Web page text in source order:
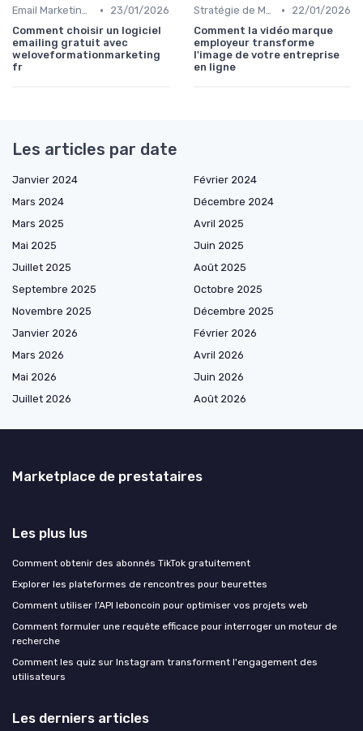
Email Marketing et Automation •
23/01/2026
Comment choisir un logiciel
emailing gratuit avec
weloveformationmarketing
fr
Stratégie de Marketing Digital •
22/01/2026
Comment la vidéo marque
employeur transforme
l'image de votre entreprise
en ligne
Les articles par date
Janvier 2024
Février 2024
Mars 2024
Décembre 2024
Mars 2025
Avril 2025
Mai 2025
Juin 2025
Juillet 2025
Août 2025
Septembre 2025
Octobre 2025
Novembre 2025
Décembre 2025
Janvier 2026
Février 2026
Mars 2026
Avril 2026
Mai 2026
Juin 2026
Juillet 2026
Août 2026
Marketplace de prestataires
Les plus lus
Comment obtenir des abonnés TikTok gratuitement
Explorer les plateformes de rencontres pour beurettes
Comment utiliser l’API leboncoin pour optimiser vos projets web
Comment formuler une requête efficace pour interroger un moteur de
recherche
Comment les quiz sur Instagram transforment l'engagement des
utilisateurs
Les derniers articles